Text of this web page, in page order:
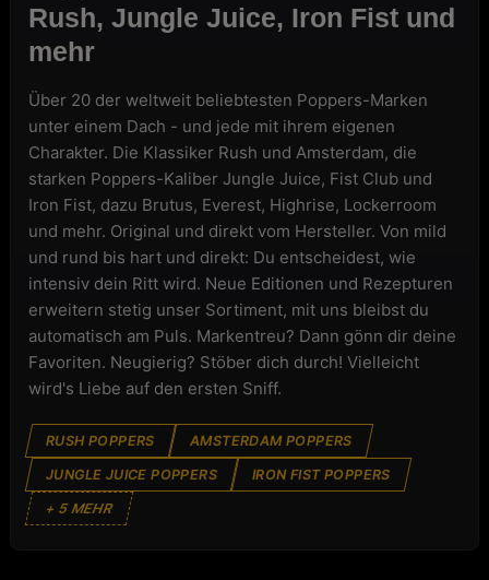
Rush, Jungle Juice, Iron Fist und
mehr
Über 20 der weltweit beliebtesten Poppers-Marken
unter einem Dach - und jede mit ihrem eigenen
Charakter. Die Klassiker Rush und Amsterdam, die
starken Poppers-Kaliber Jungle Juice, Fist Club und
Iron Fist, dazu Brutus, Everest, Highrise, Lockerroom
und mehr. Original und direkt vom Hersteller. Von mild
und rund bis hart und direkt: Du entscheidest, wie
intensiv dein Ritt wird. Neue Editionen und Rezepturen
erweitern stetig unser Sortiment, mit uns bleibst du
automatisch am Puls. Markentreu? Dann gönn dir deine
Favoriten. Neugierig? Stöber dich durch! Vielleicht
wird's Liebe auf den ersten Sniff.
RUSH POPPERS AMSTERDAM POPPERS
JUNGLE JUICE POPPERS IRON FIST POPPERS
+ 5 MEHR